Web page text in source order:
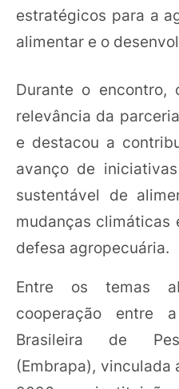
estratégicos para a
alimentar e o
Durante o encontro,
relevância da
e destacou a
avanço de
sustentável de
mudanças climáticas
defesa agropecuária.
Entre os temas
cooperação entre
Brasileira de
(Embrapa), vinculada